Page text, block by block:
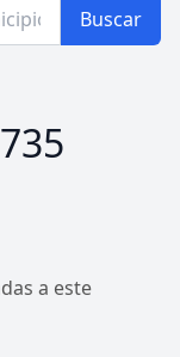
Buscar
a este